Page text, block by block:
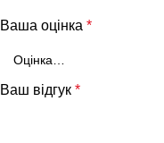
Ваша оцінка *
Ваш відгук *